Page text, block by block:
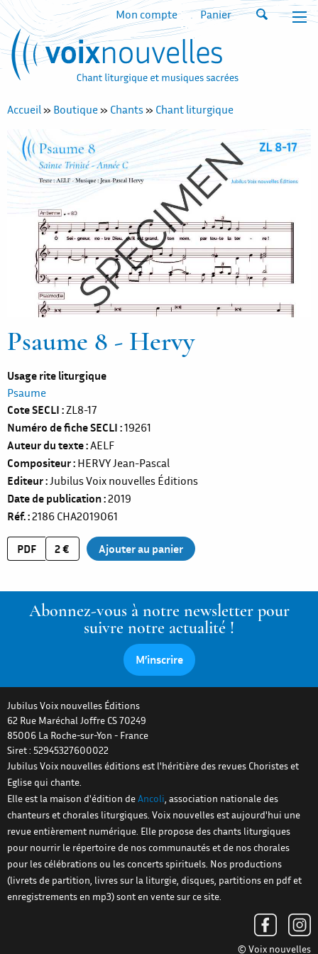
Mon compte Panier
Accueil» Boutique» Chants» Chant liturgique
Psaume 8 - Hervy
Usage rite liturgique
Psaume
Cote SECLI ZL8-17
Numéro de fiche SECLI 19261
Auteur du texte AELF
Compositeur HERVY Jean-Pascal
Editeur Jubilus Voix nouvelles Éditions
Date de publication 2019
Réf. 2186 CHA2019061
PDF 2 €
Abonnez-vous à notre newsletter pour
suivre notre actualité !
M’inscrire
Jubilus Voix nouvelles Éditions
62 Rue Maréchal Joffre CS 70249
85006 La Roche-sur-Yon - France
Siret : 52945327600022
Jubilus Voix nouvelles éditions est l'héritière des revues Choristes et
Eglise qui chante.
Elle est la maison d'édition deAncoli, association nationale des
chanteurs et chorales liturgiques. Voix nouvelles est aujourd'hui une
revue entièrement numérique. Elle propose des chants liturgiques
pour nourrir le répertoire de nos communautés et de nos chorales
pour les célébrations ou les concerts spirituels. Nos productions
(livrets de partition, livres sur la liturgie, disques, partitions en pdf et
enregistrements en mp3) sont en vente sur ce site.
© Voix nouvelles